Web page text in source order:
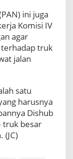
ini juga
Komisi IV
agar
terhadap truk
jalan
satu
harusnya
Dishub
truk besar
(JC)